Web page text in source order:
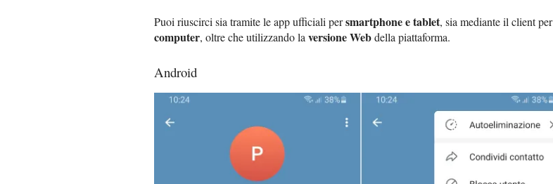
Puoi riuscirci sia tramite le app ufficiali persmartphone e tablet, sia mediante il client per
computer, oltre che utilizzando la versione Webdella piattaforma.
Android